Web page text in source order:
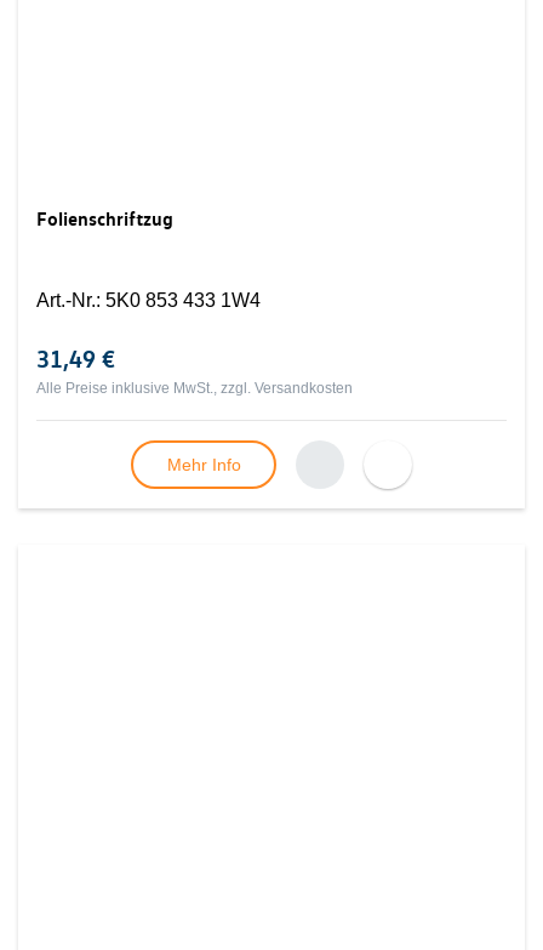
Folienschriftzug
Art.-Nr.: 5K0 853 433 1W4
31,49 €
Alle Preise inklusive MwSt., zzgl. Versandkosten
Mehr Info